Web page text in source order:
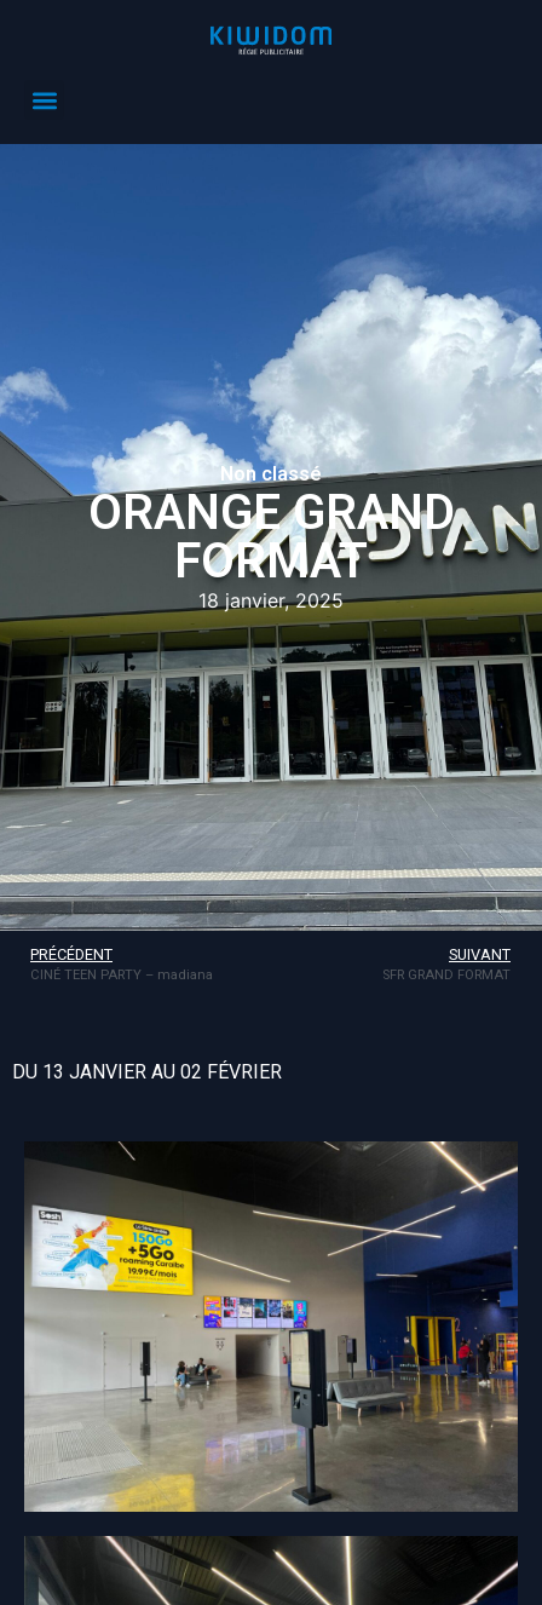
Non classé
ORANGE GRAND
FORMAT
18 janvier, 2025
PRÉCÉDENT
CINÉ TEEN PARTY – madiana
SUIVANT
SFR GRAND FORMAT
DU 13 JANVIER AU 02 FÉVRIER